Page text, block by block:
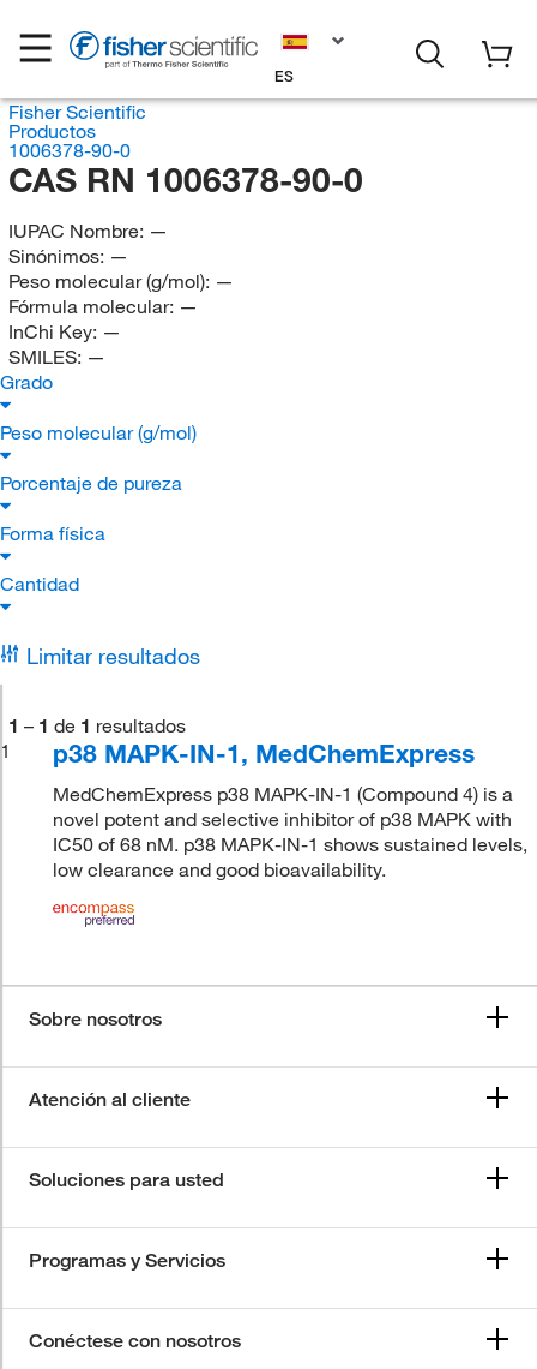
ES
Fisher Scientific
Productos
1006378-90-0
CAS RN 1006378-90-0
IUPAC Nombre: —
Sinónimos: —
Peso molecular (g/mol): —
Fórmula molecular: —
InChi Key: —
SMILES: —
Grado
Peso molecular (g/mol)
Porcentaje de pureza
Forma física
Cantidad
Limitar resultados
1 – 1 de 1 resultados
1
p38 MAPK-IN-1, MedChemExpress
MedChemExpress p38 MAPK-IN-1 (Compound 4) is a
novel potent and selective inhibitor of p38 MAPK with
IC50 of 68 nM. p38 MAPK-IN-1 shows sustained levels,
low clearance and good bioavailability.
Sobre nosotros
Atención al cliente
Soluciones para usted
Programas y Servicios
Conéctese con nosotros